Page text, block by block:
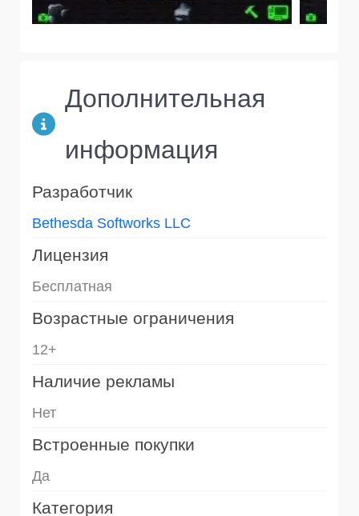
Дополнительная
информация
Разработчик
Bethesda Softworks LLC
Лицензия
Бесплатная
Возрастные ограничения
12+
Наличие рекламы
Нет
Встроенные покупки
Да
Категория